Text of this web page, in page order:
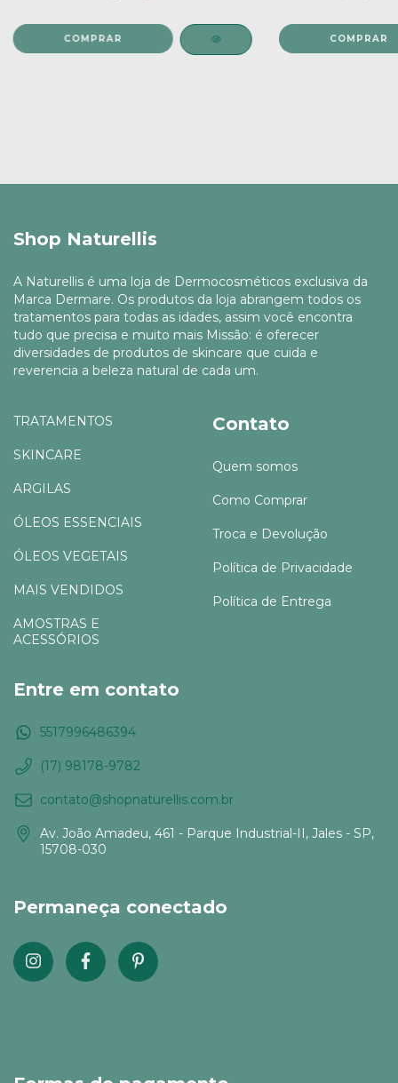
COMPRAR
Shop Naturellis
A Naturellis é uma loja de Dermocosméticos exclusiva da
Marca Dermare. Os produtos da loja abrangem todos os
tratamentos para todas as idades, assim você encontra
tudo que precisa e muito mais Missão: é oferecer
diversidades de produtos de skincare que cuida e
reverencia a beleza natural de cada um.
TRATAMENTOS
SKINCARE
ARGILAS
ÓLEOS ESSENCIAIS
ÓLEOS VEGETAIS
MAIS VENDIDOS
AMOSTRAS E
ACESSÓRIOS
Contato
Quem somos
Como Comprar
Troca e Devolução
Política de Privacidade
Política de Entrega
Entre em contato
5517996486394
(17) 98178-9782
contato@shopnaturellis.com.br
Av. João Amadeu, 461 - Parque Industrial-II, Jales - SP,
15708-030
Permaneça conectado